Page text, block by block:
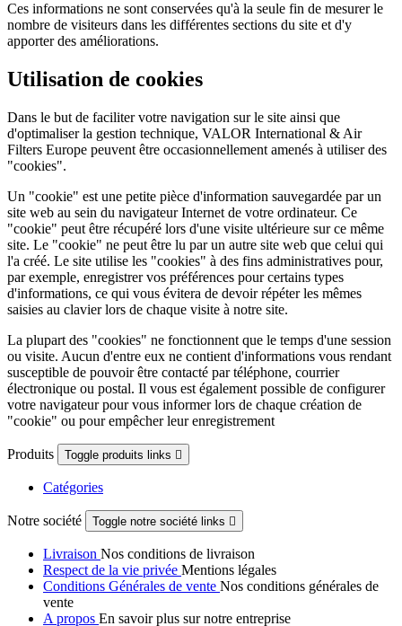
Ces informations ne sont conservées qu'à la seule fin de mesurer le
nombre de visiteurs dans les différentes sections du site et d'y
apporter des améliorations.
Utilisation de cookies
Dans le but de faciliter votre navigation sur le site ainsi que
d'optimaliser la gestion technique, VALOR International & Air
Filters Europe peuvent être occasionnellement amenés à utiliser des
"cookies".
Un "cookie" est une petite pièce d'information sauvegardée par un
site web au sein du navigateur Internet de votre ordinateur. Ce
"cookie" peut être récupéré lors d'une visite ultérieure sur ce même
site. Le "cookie" ne peut être lu par un autre site web que celui qui
l'a créé. Le site utilise les "cookies" à des fins administratives pour,
par exemple, enregistrer vos préférences pour certains types
d'informations, ce qui vous évitera de devoir répéter les mêmes
saisies au clavier lors de chaque visite à notre site.
La plupart des "cookies" ne fonctionnent que le temps d'une session
ou visite. Aucun d'entre eux ne contient d'informations vous rendant
susceptible de pouvoir être contacté par téléphone, courrier
électronique ou postal. Il vous est également possible de configurer
votre navigateur pour vous informer lors de chaque création de
"cookie" ou pour empêcher leur enregistrement
Produits Toggle produits links 
Catégories
Notre société Toggle notre société links 
Livraison Nos conditions de livraison
Respect de la vie privée Mentions légales
Conditions Générales de vente Nos conditions générales de
vente
A propos En savoir plus sur notre entreprise